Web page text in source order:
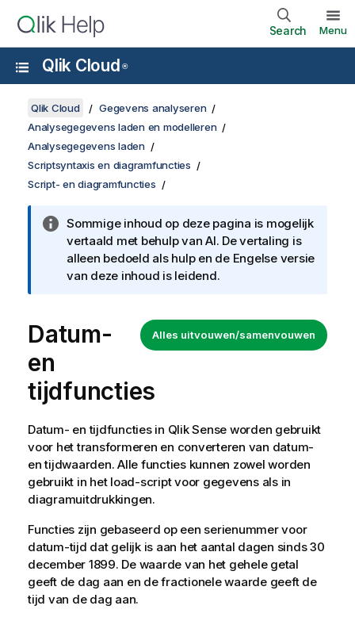
Search Menu
Qlik Cloud ®
Qlik Cloud
Gegevens analyseren
Analysegegevens laden en modelleren
Analysegegevens laden
Scriptsyntaxis en diagramfuncties
Script- en diagramfuncties
Sommige inhoud op deze pagina is mogelijk
vertaald met behulp van AI. De vertaling is
alleen bedoeld als hulp en de Engelse versie
van deze inhoud is leidend.
Alles uitvouwen/samenvouwen
Datum-
en
tijdfuncties
Datum- en tijdfuncties in Qlik Sense worden gebruikt
voor het transformeren en converteren van datum-
en tijdwaarden. Alle functies kunnen zowel worden
gebruikt in het load-scriptvoor gegevens als in
diagramuitdrukkingen.
Functies zijn gebaseerd op een serienummer voor
datum-tijd dat gelijk is aan het aantal dagen sinds 30
december 1899. De waarde van het gehele getal
geeft de dag aan en de fractionele waarde geeft de
tijd van de dag aan.